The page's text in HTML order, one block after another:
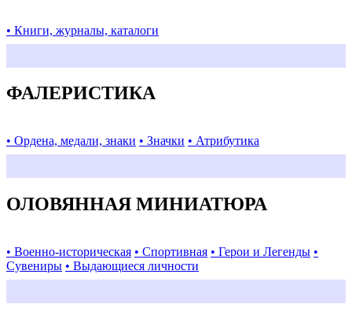
• Книги, журналы, каталоги
ФАЛЕРИСТИКА
• Ордена, медали, знаки • Значки • Атрибутика
ОЛОВЯННАЯ МИНИАТЮРА
• Военно-историческая • Спортивная • Герои и Легенды •
Сувениры • Выдающиеся личности